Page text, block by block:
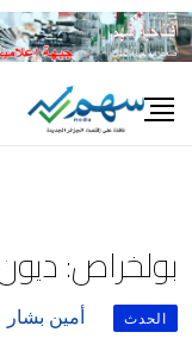
Skip
to
بولخراص: ديون
الحدث
أمين بشار